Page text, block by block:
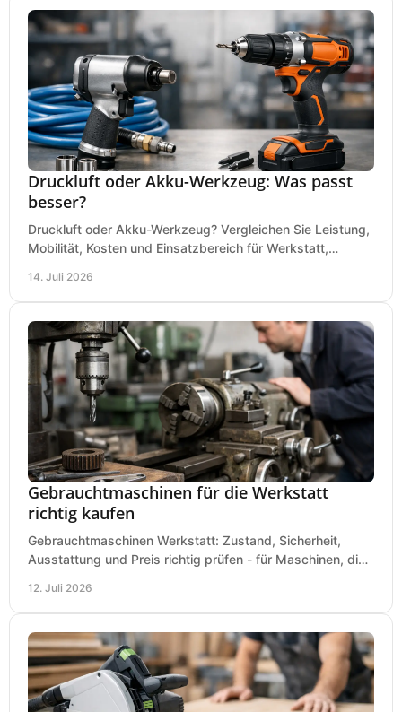
Druckluft oder Akku-Werkzeug: Was passt
besser?
Druckluft oder Akku-Werkzeug? Vergleichen Sie Leistung,
Mobilität, Kosten und Einsatzbereich für Werkstatt,
14. Juli 2026
Gebrauchtmaschinen für die Werkstatt
richtig kaufen
Gebrauchtmaschinen Werkstatt: Zustand, Sicherheit,
Ausstattung und Preis richtig prüfen - für Maschinen, die
12. Juli 2026